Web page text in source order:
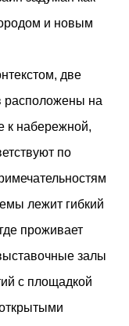
и новым
две
расположены на
к набережной,
по
лежит гибкий
проживает
залы
с площадкой